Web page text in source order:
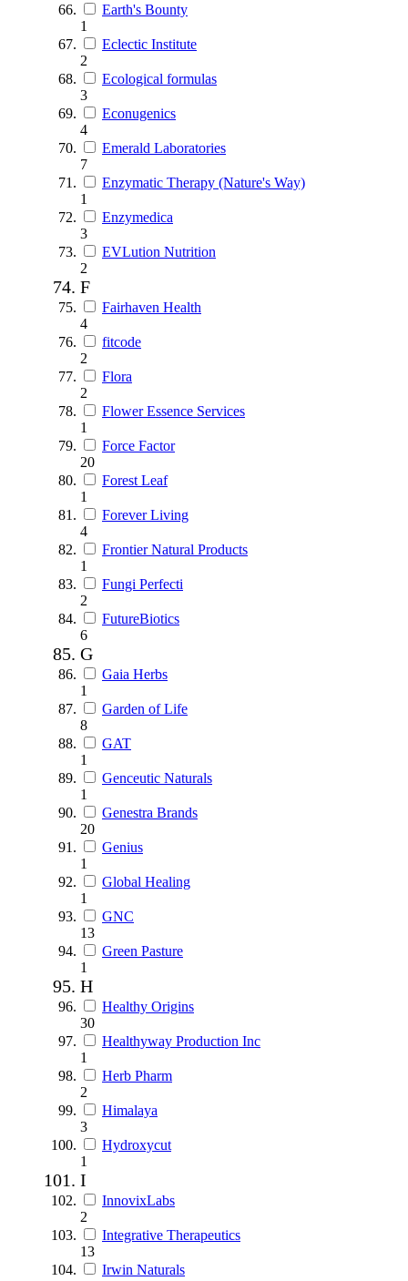
Earth's Bounty
1
Eclectic Institute
2
Ecological formulas
3
Econugenics
4
Emerald Laboratories
7
Enzymatic Therapy (Nature's Way)
1
Enzymedica
3
EVLution Nutrition
2
F
Fairhaven Health
4
fitcode
2
Flora
2
Flower Essence Services
1
Force Factor
20
Forest Leaf
1
Forever Living
4
Frontier Natural Products
1
Fungi Perfecti
2
FutureBiotics
6
G
Gaia Herbs
1
Garden of Life
8
GAT
1
Genceutic Naturals
1
Genestra Brands
20
Genius
1
Global Healing
1
GNC
13
Green Pasture
1
H
Healthy Origins
30
Healthyway Production Inc
1
Herb Pharm
2
Himalaya
3
Hydroxycut
1
I
InnovixLabs
2
Integrative Therapeutics
13
Irwin Naturals